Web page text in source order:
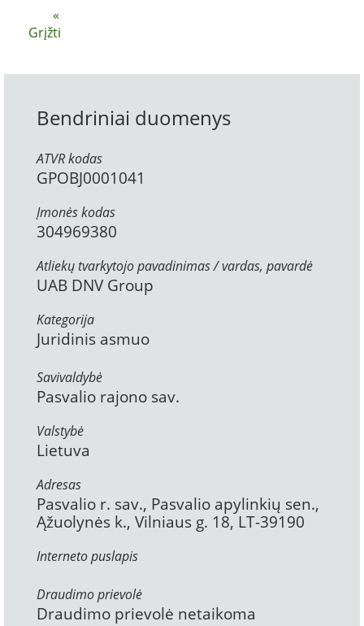
«
Grįžti
Bendriniai duomenys
ATVR kodas
GPOBJ0001041
Įmonės kodas
304969380
Atliekų tvarkytojo pavadinimas / vardas, pavardė
UAB DNV Group
Kategorija
Juridinis asmuo
Savivaldybė
Pasvalio rajono sav.
Valstybė
Lietuva
Adresas
Pasvalio r. sav., Pasvalio apylinkių sen.,
Ąžuolynės k., Vilniaus g. 18, LT-39190
Interneto puslapis
Draudimo prievolė
Draudimo prievolė netaikoma